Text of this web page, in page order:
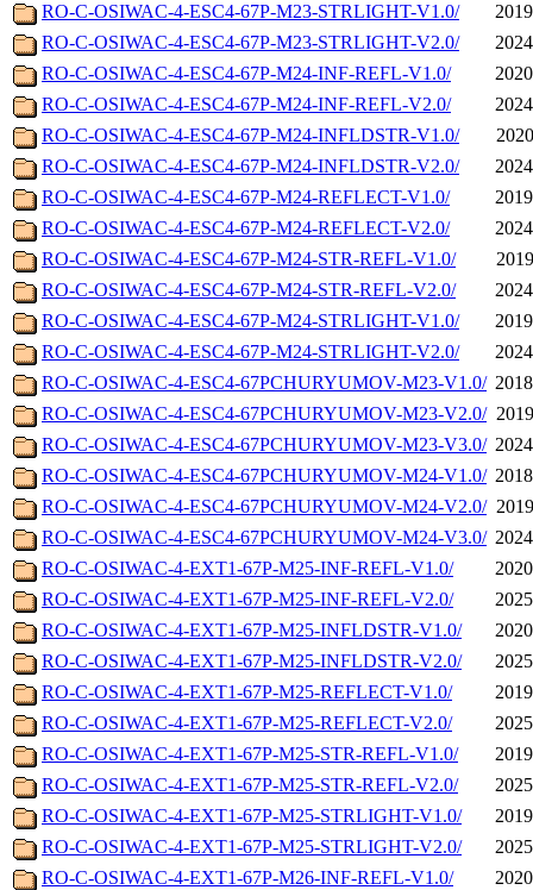
RO-C-OSIWAC-4-ESC4-67P-M23-STRLIGHT-V1.0/
RO-C-OSIWAC-4-ESC4-67P-M23-STRLIGHT-V2.0/
RO-C-OSIWAC-4-ESC4-67P-M24-INF-REFL-V1.0/
RO-C-OSIWAC-4-ESC4-67P-M24-INF-REFL-V2.0/
RO-C-OSIWAC-4-ESC4-67P-M24-INFLDSTR-V1.0/
RO-C-OSIWAC-4-ESC4-67P-M24-INFLDSTR-V2.0/
RO-C-OSIWAC-4-ESC4-67P-M24-REFLECT-V1.0/
RO-C-OSIWAC-4-ESC4-67P-M24-REFLECT-V2.0/
RO-C-OSIWAC-4-ESC4-67P-M24-STR-REFL-V1.0/
RO-C-OSIWAC-4-ESC4-67P-M24-STR-REFL-V2.0/
RO-C-OSIWAC-4-ESC4-67P-M24-STRLIGHT-V1.0/
RO-C-OSIWAC-4-ESC4-67P-M24-STRLIGHT-V2.0/
RO-C-OSIWAC-4-ESC4-67PCHURYUMOV-M23-V1.0/
RO-C-OSIWAC-4-ESC4-67PCHURYUMOV-M23-V2.0/
RO-C-OSIWAC-4-ESC4-67PCHURYUMOV-M23-V3.0/
RO-C-OSIWAC-4-ESC4-67PCHURYUMOV-M24-V1.0/
RO-C-OSIWAC-4-ESC4-67PCHURYUMOV-M24-V2.0/
RO-C-OSIWAC-4-ESC4-67PCHURYUMOV-M24-V3.0/
RO-C-OSIWAC-4-EXT1-67P-M25-INF-REFL-V1.0/
RO-C-OSIWAC-4-EXT1-67P-M25-INF-REFL-V2.0/
RO-C-OSIWAC-4-EXT1-67P-M25-INFLDSTR-V1.0/
RO-C-OSIWAC-4-EXT1-67P-M25-INFLDSTR-V2.0/
RO-C-OSIWAC-4-EXT1-67P-M25-REFLECT-V1.0/
RO-C-OSIWAC-4-EXT1-67P-M25-REFLECT-V2.0/
RO-C-OSIWAC-4-EXT1-67P-M25-STR-REFL-V1.0/
RO-C-OSIWAC-4-EXT1-67P-M25-STR-REFL-V2.0/
RO-C-OSIWAC-4-EXT1-67P-M25-STRLIGHT-V1.0/
RO-C-OSIWAC-4-EXT1-67P-M25-STRLIGHT-V2.0/
RO-C-OSIWAC-4-EXT1-67P-M26-INF-REFL-V1.0/